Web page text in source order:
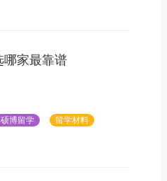
哪家最靠谱
博留学
留学材料